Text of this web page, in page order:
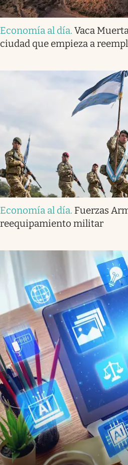
Economía al día. Vaca
ciudad que empieza a
Economía al día. Fuerzas
reequipamiento militar